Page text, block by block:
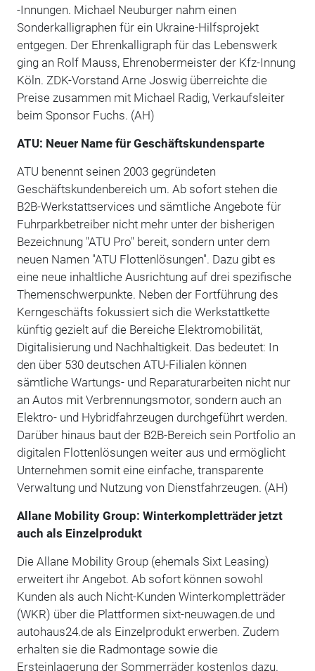
-Innungen. Michael Neuburger nahm einen
Sonderkalligraphen für ein Ukraine-Hilfsprojekt
entgegen. Der Ehrenkalligraph für das Lebenswerk
ging an Rolf Mauss, Ehrenobermeister der Kfz-Innung
Köln. ZDK-Vorstand Arne Joswig überreichte die
Preise zusammen mit Michael Radig, Verkaufsleiter
beim Sponsor Fuchs. (AH)
ATU: Neuer Name für Geschäftskundensparte
ATU benennt seinen 2003 gegründeten
Geschäftskundenbereich um. Ab sofort stehen die
B2B-Werkstattservices und sämtliche Angebote für
Fuhrparkbetreiber nicht mehr unter der bisherigen
Bezeichnung "ATU Pro" bereit, sondern unter dem
neuen Namen "ATU Flottenlösungen". Dazu gibt es
eine neue inhaltliche Ausrichtung auf drei spezifische
Themenschwerpunkte. Neben der Fortführung des
Kerngeschäfts fokussiert sich die Werkstattkette
künftig gezielt auf die Bereiche Elektromobilität,
Digitalisierung und Nachhaltigkeit. Das bedeutet: In
den über 530 deutschen ATU-Filialen können
sämtliche Wartungs- und Reparaturarbeiten nicht nur
an Autos mit Verbrennungsmotor, sondern auch an
Elektro- und Hybridfahrzeugen durchgeführt werden.
Darüber hinaus baut der B2B-Bereich sein Portfolio an
digitalen Flottenlösungen weiter aus und ermöglicht
Unternehmen somit eine einfache, transparente
Verwaltung und Nutzung von Dienstfahrzeugen. (AH)
Allane Mobility Group: Winterkompletträder jetzt
auch als Einzelprodukt
Die Allane Mobility Group (ehemals Sixt Leasing)
erweitert ihr Angebot. Ab sofort können sowohl
Kunden als auch Nicht-Kunden Winterkompletträder
(WKR) über die Plattformen sixt-neuwagen.de und
autohaus24.de als Einzelprodukt erwerben. Zudem
erhalten sie die Radmontage sowie die
Ersteinlagerung der Sommerräder kostenlos dazu.